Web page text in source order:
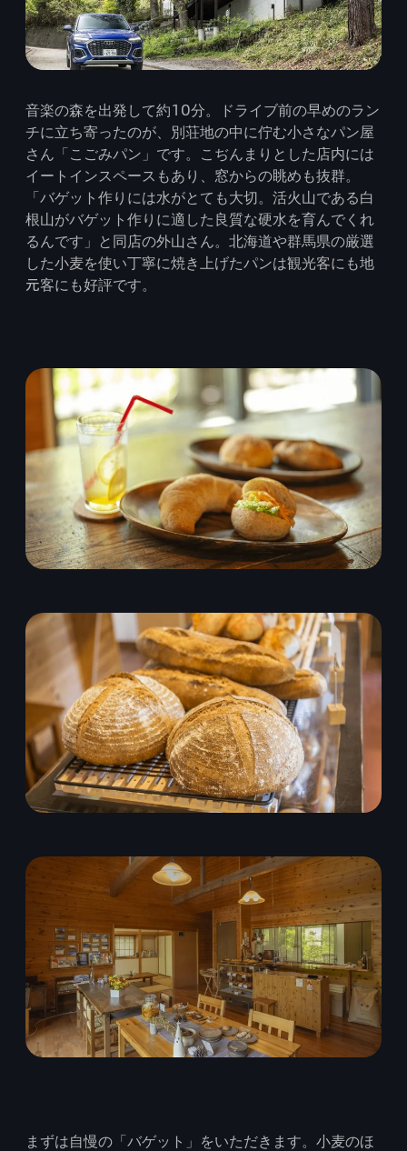
音楽の森を出発して約10分。ドライブ前の早めのラン
チに立ち寄ったのが、別荘地の中に佇む小さなパン屋
さん「こごみパン」です。こぢんまりとした店内には
イートインスペースもあり、窓からの眺めも抜群。
「バゲット作りには水がとても大切。活火山である白
根山がバゲット作りに適した良質な硬水を育んでくれ
るんです」と同店の外山さん。北海道や群馬県の厳選
した小麦を使い丁寧に焼き上げたパンは観光客にも地
元客にも好評です。
まずは自慢の「バゲット」をいただきます。小麦のほ